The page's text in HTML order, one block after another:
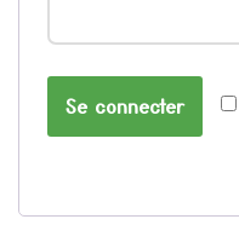
Se connecter